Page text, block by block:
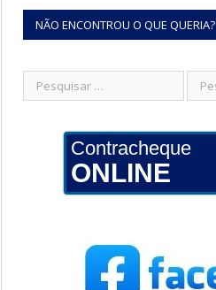
NÃO ENCONTROU O QUE QUERIA?
Contracheque
ONLINE